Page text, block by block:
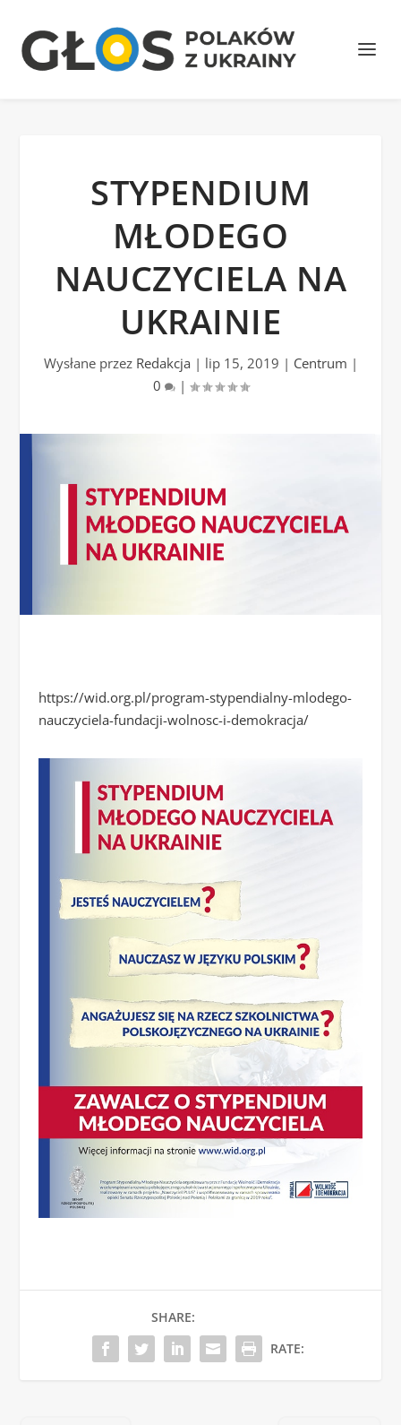
STYPENDIUM
MŁODEGO
NAUCZYCIELA NA
UKRAINIE
Wysłane przez Redakcja | lip 15, 2019 | Centrum |
0
|
https://wid.org.pl/program-stypendialny-mlodego-
nauczyciela-fundacji-wolnosc-i-demokracja/
SHARE:
RATE: